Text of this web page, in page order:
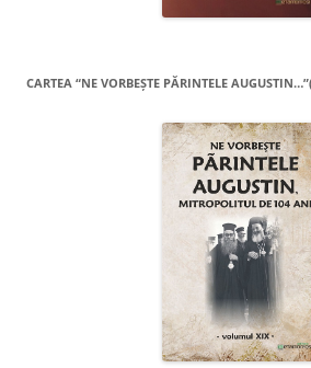
CARTEA “NE VORBEŞTE PĂRINTELE